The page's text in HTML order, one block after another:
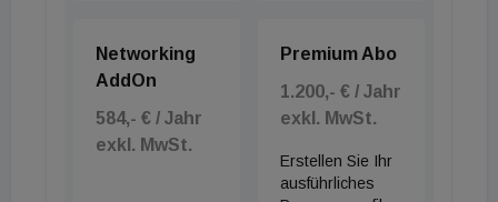
Networking
AddOn
584,- € / Jahr
exkl. MwSt.
Premium Abo
1.200,- € / Jahr
exkl. MwSt.
Erstellen Sie Ihr
ausführliches